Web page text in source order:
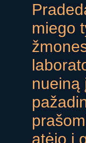
miego
nueiną
atėjo į